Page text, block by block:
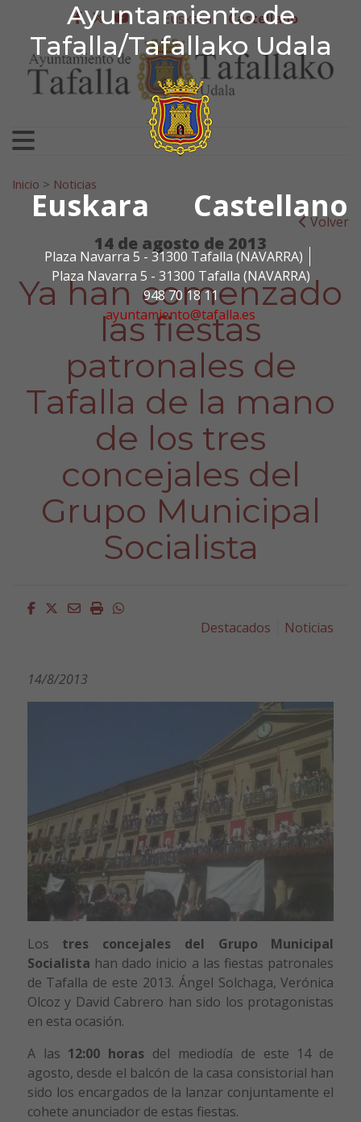
Ayuntamiento de
Tafalla/Tafallako Udala
Euskara Castellano
Plaza Navarra 5 - 31300 Tafalla (NAVARRA)
Plaza Navarra 5 - 31300 Tafalla (NAVARRA)
948 70 18 11
ayuntamiento@tafalla.es
Ir al contenido
Ayuntamiento de
facebook
twitter
youtube
Euskera Castellano
Search for:
Inicio > Noticias
Volver
14 de agosto de 2013
Ya han comenzado
las fiestas
patronales de
Tafalla de la mano
de los tres
concejales del
Grupo Municipal
Socialista
Facebook
Twitter
EmailImprimirWhatsapp
Destacados
Noticias
14/8/2013
Los tres concejales del Grupo Municipal
Socialista han dado inicio a las fiestas patronales
de Tafalla de este 2013. Ángel Solchaga, Verónica
Olcoz y David Cabrero han sido los protagonistas
en esta ocasión.
A las 12:00 horas del mediodía de este 14 de
agosto, desde el balcón de la casa consistorial han
sido los encargados de la lanzar conjuntamente el
cohete anunciador de estas fiestas.